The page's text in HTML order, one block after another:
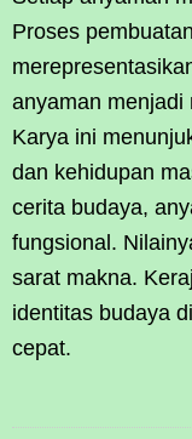
Proses
anyaman menjadi
Karya ini
dan kehidupan
cerita budaya,
fungsional.
sarat makna.
identitas budaya
cepat.